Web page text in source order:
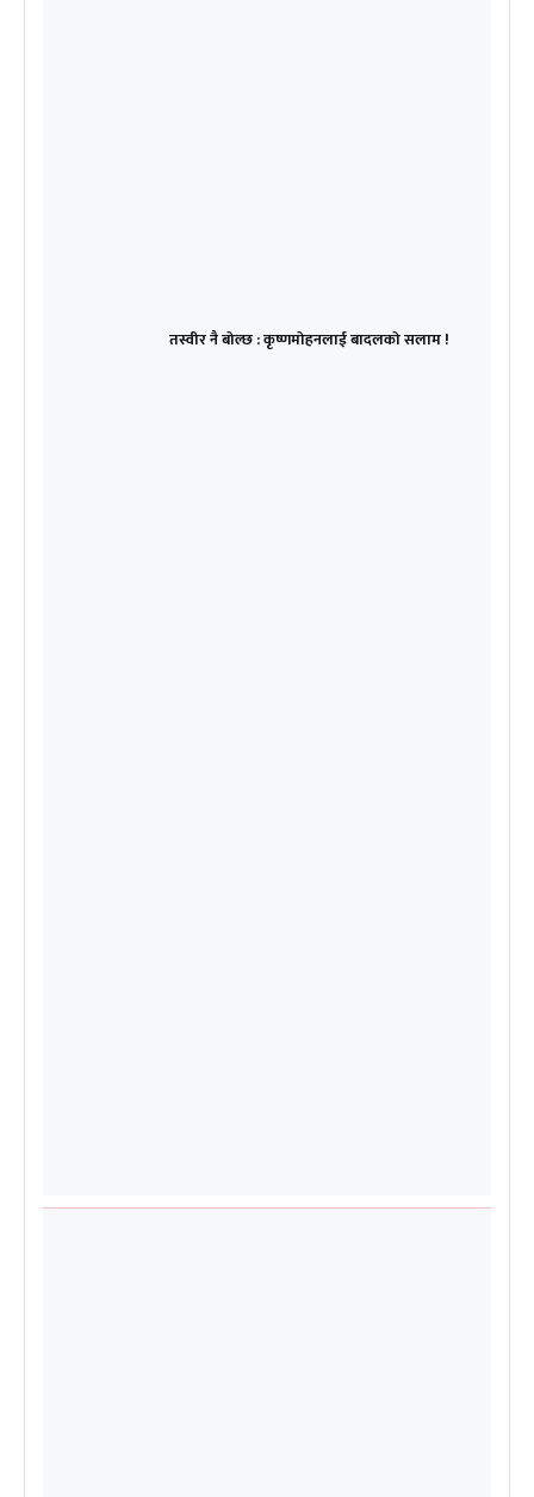
तस्वीर नै बोल्छ : कृष्णमोहनलाई बादलको सलाम !